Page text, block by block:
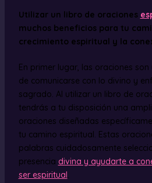
Utilizar un libro de oraciones
muchos beneficios para tu
crecimiento espiritual y la
En primer lugar, las oraciones
de comunicarse con lo divino y
sagrado. Al utilizar un libro de
tendrás a tu disposición una
oraciones diseñadas
tu camino espiritual. Estas
palabras cuidadosamente
presencia divina y ayudarte a
ser espiritual